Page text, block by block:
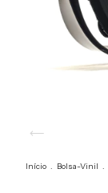
Início . Bolsa-Vinil .